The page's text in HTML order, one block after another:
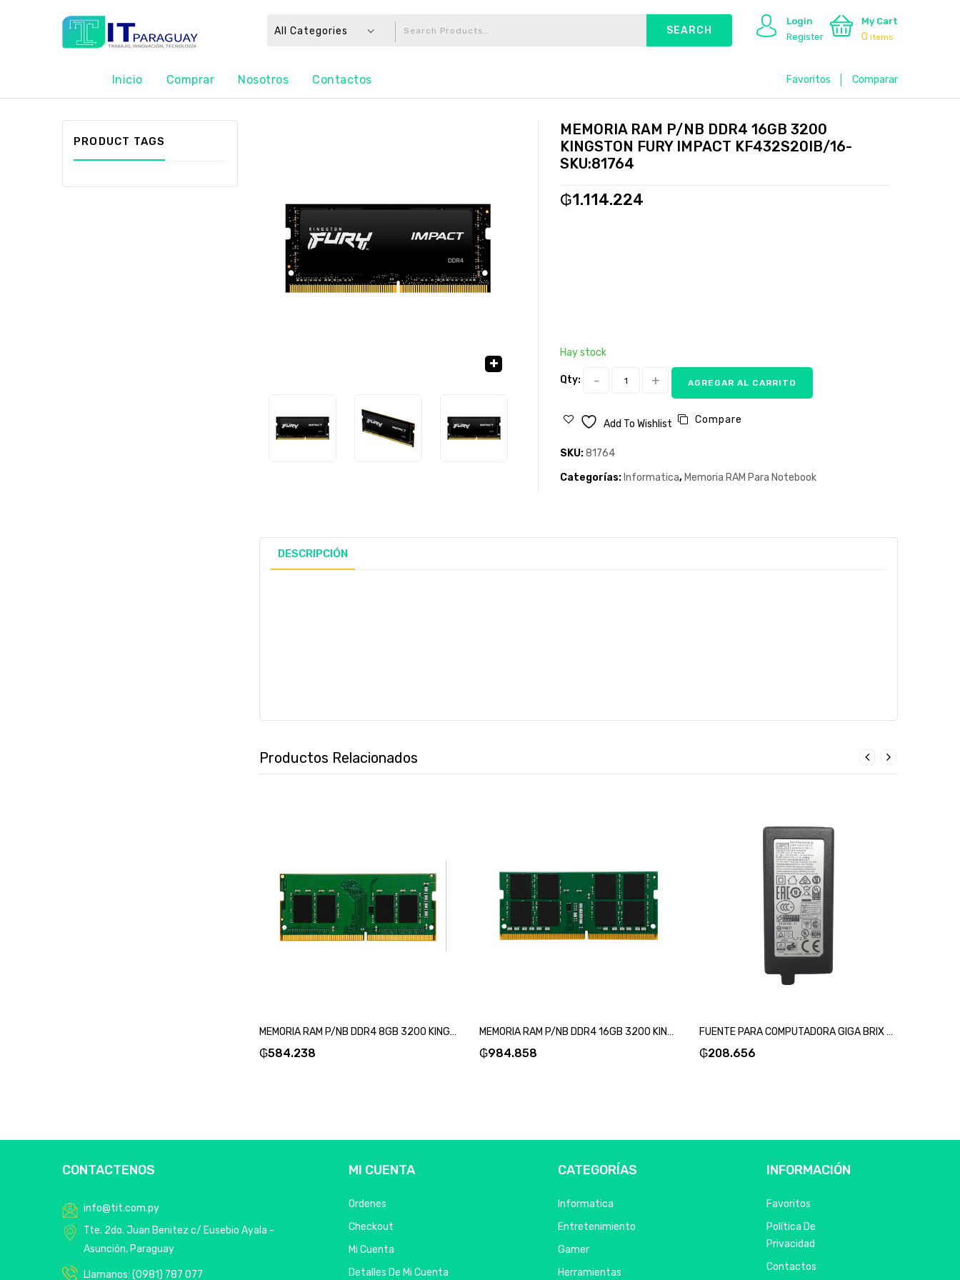
All Categories
Login
Register
My Cart
0 items
Inicio Comprar Nosotros Contactos Favoritos Comparar
PRODUCT TAGS
MEMORIA RAM P/NB DDR4 16GB 3200
KINGSTON FURY IMPACT KF432S20IB/16-
SKU:81764
₲1.114.224
Hay stock
Qty: AGREGAR AL CARRITO
Add To Wishlist Compare
SKU:81764
Categorías: Informatica, Memoria RAM Para Notebook
DESCRIPCIÓN
Productos Relacionados
MEMORIA RAM P/NB DDR4 8GB 3200 KINGSTON KVR32S22S8/8-SKU:88114
₲584.238
MEMORIA RAM P/NB DDR4 16GB 3200 KINGSTON KVR32S22D8/16-SKU:83164
₲984.858
FUENTE PARA COMPUTADORA GIGA BRIX WA-40E19R 19V/2.1A-SKU:19392
₲208.656
CONTACTENOS
info@tit.com.py
Tte. 2do. Juan Benitez c/ Eusebio Ayala -
Asunción, Paraguay
Llamanos: (0981) 787 077
MI CUENTA
Ordenes
Checkout
Mi Cuenta
Detalles De Mi Cuenta
CATEGORÍAS
Informatica
Entretenimiento
Gamer
Herramientas
INFORMACIÓN
Favoritos
Política De
Privacidad
Contactos